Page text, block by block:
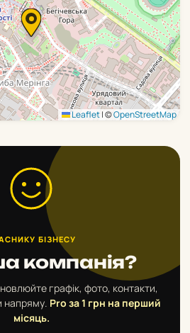
Leaflet|©OpenStreetMap
БІЗНЕСУ
компанія?
графік, фото, контакти,
напряму. Pro за 1 грн на перший
місяць.